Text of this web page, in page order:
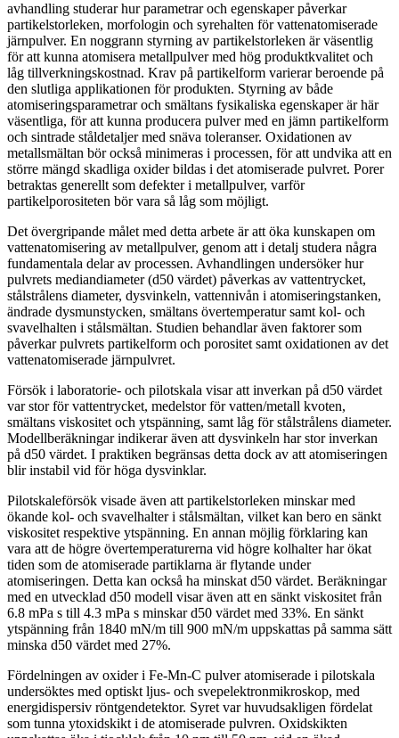
avhandling studerar hur parametrar och egenskaper påverkar
partikelstorleken, morfologin och syrehalten för vattenatomiserade
järnpulver. En noggrann styrning av partikelstorleken är väsentlig
för att kunna atomisera metallpulver med hög produktkvalitet och
låg tillverkningskostnad. Krav på partikelform varierar beroende på
den slutliga applikationen för produkten. Styrning av både
atomiseringsparametrar och smältans fysikaliska egenskaper är här
väsentliga, för att kunna producera pulver med en jämn partikelform
och sintrade ståldetaljer med snäva toleranser. Oxidationen av
metallsmältan bör också minimeras i processen, för att undvika att en
större mängd skadliga oxider bildas i det atomiserade pulvret. Porer
betraktas generellt som defekter i metallpulver, varför
partikelporositeten bör vara så låg som möjligt.
Det övergripande målet med detta arbete är att öka kunskapen om
vattenatomisering av metallpulver, genom att i detalj studera några
fundamentala delar av processen. Avhandlingen undersöker hur
pulvrets mediandiameter (d50 värdet) påverkas av vattentrycket,
stålstrålens diameter, dysvinkeln, vattennivån i atomiseringstanken,
ändrade dysmunstycken, smältans övertemperatur samt kol- och
svavelhalten i stålsmältan. Studien behandlar även faktorer som
påverkar pulvrets partikelform och porositet samt oxidationen av det
vattenatomiserade järnpulvret.
Försök i laboratorie- och pilotskala visar att inverkan på d50 värdet
var stor för vattentrycket, medelstor för vatten/metall kvoten,
smältans viskositet och ytspänning, samt låg för stålstrålens diameter.
Modellberäkningar indikerar även att dysvinkeln har stor inverkan
på d50 värdet. I praktiken begränsas detta dock av att atomiseringen
blir instabil vid för höga dysvinklar.
Pilotskaleförsök visade även att partikelstorleken minskar med
ökande kol- och svavelhalter i stålsmältan, vilket kan bero en sänkt
viskositet respektive ytspänning. En annan möjlig förklaring kan
vara att de högre övertemperaturerna vid högre kolhalter har ökat
tiden som de atomiserade partiklarna är flytande under
atomiseringen. Detta kan också ha minskat d50 värdet. Beräkningar
med en utvecklad d50 modell visar även att en sänkt viskositet från
6.8 mPa s till 4.3 mPa s minskar d50 värdet med 33%. En sänkt
ytspänning från 1840 mN/m till 900 mN/m uppskattas på samma sätt
minska d50 värdet med 27%.
Fördelningen av oxider i Fe-Mn-C pulver atomiserade i pilotskala
undersöktes med optiskt ljus- och svepelektronmikroskop, med
energidispersiv röntgendetektor. Syret var huvudsakligen fördelat
som tunna ytoxidskikt i de atomiserade pulvren. Oxidskikten